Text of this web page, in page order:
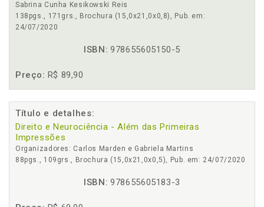
Sabrina Cunha Kesikowski Reis
138pgs., 171grs., Brochura (15,0x21,0x0,8), Pub. em:
24/07/2020
ISBN: 978655605150-5
Preço: R$ 89,90
Título e detalhes:
Direito e Neurociência - Além das Primeiras
Impressões
Organizadores: Carlos Marden e Gabriela Martins
88pgs., 109grs., Brochura (15,0x21,0x0,5), Pub. em: 24/07/2020
ISBN: 978655605183-3